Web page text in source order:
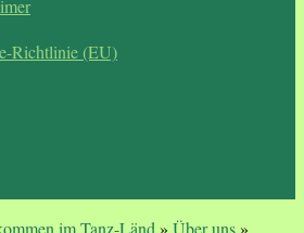
Richtlinie (EU)
im Tanz-Länd » Über uns»